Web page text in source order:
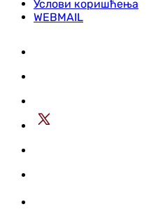
Услови коришћења
WEBMAIL